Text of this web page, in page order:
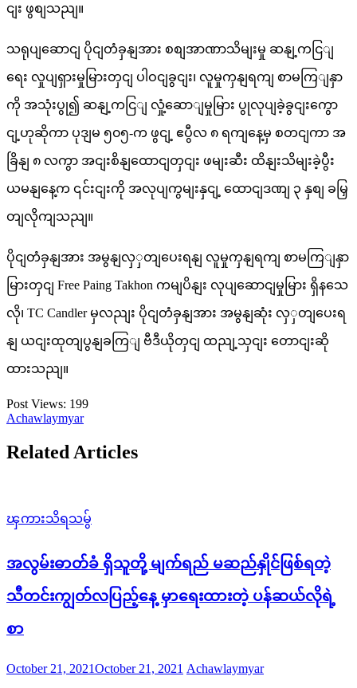
ငျး ဖွစျသညျ။
သရုပျဆောငျ ပိုငျတံခှနျအား စစျအာဏာသိမျးမှု ဆနျ့ကငြျ
ရေး လှုပျရှားမှုမြားတှငျ ပါဝငျခွငျး၊ လူမှုကှနျရကျ စာမကြျနှာ
ကို အသုံးပွု၍ ဆနျ့ကငြျ လှုံ့ဆောျမှုမြား ပွုလုပျခဲ့ခွငျးကွော
ငျ့ဟုဆိုကာ ပုဒျမ ၅၀၅-က ဖွငျ့ ဧပွီလ ၈ ရကျနေ့မှ စတငျကာ အ
ခြိနျ ၈ လကွာ အငျးစိနျထောငျတှငျး ဖမျးဆီး ထိနျးသိမျးခဲ့ပွီး
ယမနျနေ့က ၎င်းငျးကို အလုပျကွမျးနှငျ့ ထောငျဒဏျ ၃ နှစျ ခမြှ
တျလိုကျသညျ။
ပိုငျတံခှနျအား အမွနျလှှတျပေးရနျ လူမှုကှနျရကျ စာမကြျနှာ
မြားတှငျ Free Paing Takhon ကမျပိနျး လုပျဆောငျမှုမြား ရှိနသေ
လို၊ TC Candler မှလညျး ပိုငျတံခှနျအား အမွနျဆုံး လှှတျပေးရ
နျ ယငျးထုတျပွနျခကြျ ဗီဒီယိုတှငျ ထညျ့သှငျး တောငျးဆို
ထားသညျ။
Post Views: 199
Achawlaymyar
Related Articles
ၾကားသိရသမွ်
အလွမ်းဓာတ်ခံ ရှိသူတို့ မျက်ရည် မဆည်နှိုင်ဖြစ်ရတဲ့
သီတင်းကျွတ်လပြည့်နေ့ မှာရေးထားတဲ့ ပန်ဆယ်လိုရဲ့
စာ
Posted
October 21, 2021October 21, 2021 Author
Achawlaymyar